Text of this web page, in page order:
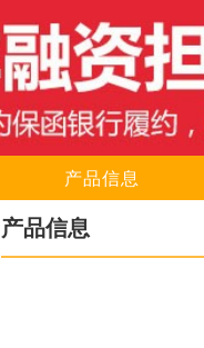
产品信息
产品信息